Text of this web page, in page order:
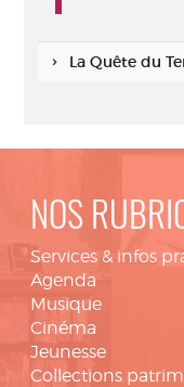
La Quête du
NOS
Services & infos
Agenda
Musique
Cinéma
Jeunesse
Collections